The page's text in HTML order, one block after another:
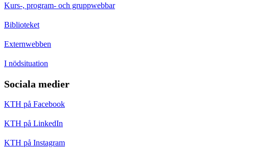
Kurs-, program- och gruppwebbar
Biblioteket
Externwebben
I nödsituation
Sociala medier
KTH på Facebook
KTH på LinkedIn
KTH på Instagram